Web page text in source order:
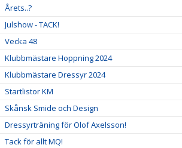
Årets..?
Julshow - TACK!
Vecka 48
Klubbmästare Hoppning 2024
Klubbmästare Dressyr 2024
Startlistor KM
Skånsk Smide och Design
Dressyrträning för Olof Axelsson!
Tack för allt MQ!